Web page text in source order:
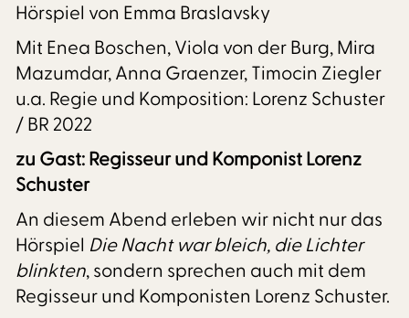
Hörspiel von Emma Braslavsky
Mit Enea Boschen, Viola von der Burg, Mira
Mazumdar, Anna Graenzer, Timocin Ziegler
u.a. Regie und Komposition: Lorenz Schuster
/ BR 2022
zu Gast: Regisseur und Komponist Lorenz
Schuster
An diesem Abend erleben wir nicht nur das
Hörspiel Die Nacht war bleich, die Lichter
blinkten, sondern sprechen auch mit dem
Regisseur und Komponisten Lorenz Schuster.